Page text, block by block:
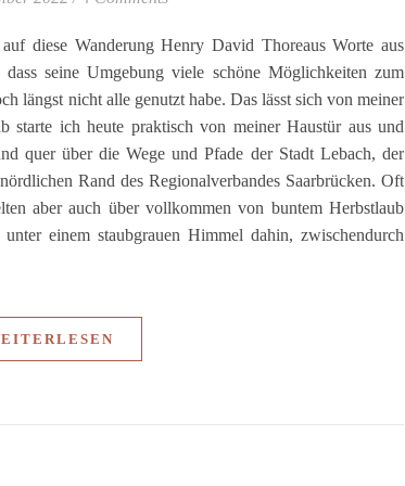
diese Wanderung Henry David Thoreaus Worte aus
seine Umgebung viele schöne Möglichkeiten zum
längst nicht alle genutzt habe. Das lässt sich von meiner
starte ich heute praktisch von meiner Haustür aus und
quer über die Wege und Pfade der Stadt Lebach, der
Rand des Regionalverbandes Saarbrücken. Oft
aber auch über vollkommen von buntem Herbstlaub
einem staubgrauen Himmel dahin, zwischendurch